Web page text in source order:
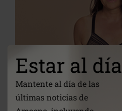
Estar al día
Mantente al día de las
últimas noticias de